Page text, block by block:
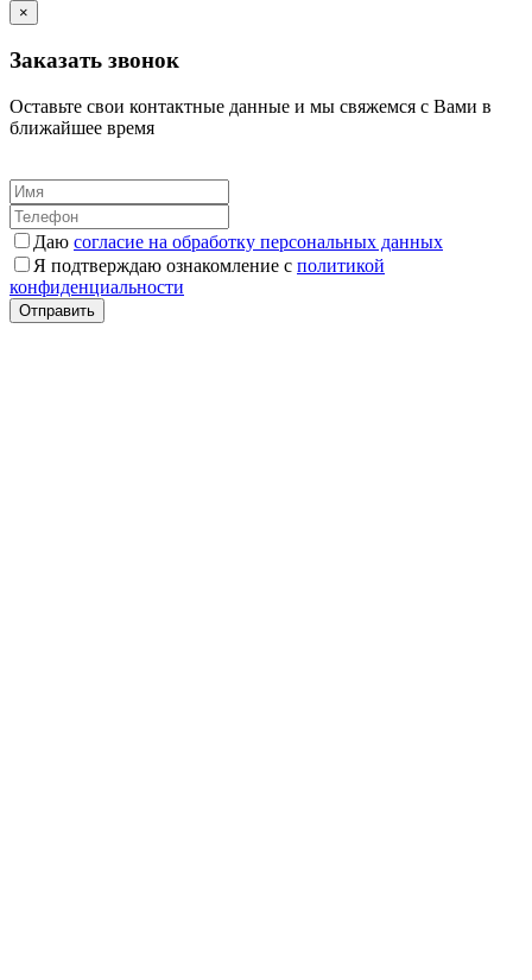
×
Заказать звонок
Оставьте свои контактные данные и мы свяжемся с Вами в
ближайшее время
Даю согласие на обработку персональных данных
Я подтверждаю ознакомление с политикой
конфиденциальности